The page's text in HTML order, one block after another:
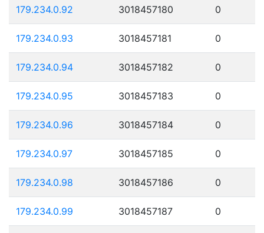
179.234.0.92 3018457180 0
179.234.0.93 3018457181 0
179.234.0.94 3018457182 0
179.234.0.95 3018457183 0
179.234.0.96 3018457184 0
179.234.0.97 3018457185 0
179.234.0.98 3018457186 0
179.234.0.99 3018457187 0